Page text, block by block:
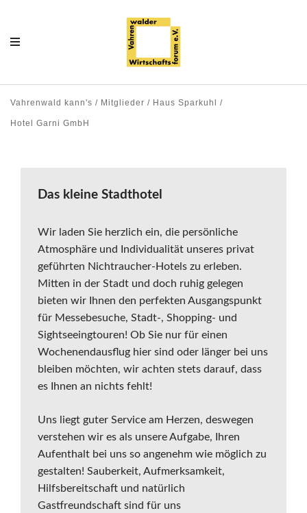
Vahrenwald kann's / Mitglieder / Haus Sparkuhl /
Hotel Garni GmbH
Das kleine Stadthotel
Wir laden Sie herzlich ein, die persönliche
Atmosphäre und Individualität unseres privat
geführten Nichtraucher-Hotels zu erleben.
Mitten in der Stadt und doch ruhig gelegen
bieten wir Ihnen den perfekten Ausgangspunkt
für Messebesuche, Stadt-, Shopping- und
Sightseeingtouren! Ob Sie nur für einen
Wochenendausflug hier sind oder länger bei uns
bleiben möchten, wir achten stets darauf, dass
es Ihnen an nichts fehlt!
Uns liegt guter Service am Herzen, deswegen
verstehen wir es als unsere Aufgabe, Ihren
Aufenthalt bei uns so angenehm wie möglich zu
gestalten! Sauberkeit, Aufmerksamkeit,
Hilfsbereitschaft und natürlich
Gastfreundschaft sind für uns